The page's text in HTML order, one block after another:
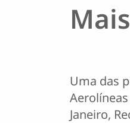
Uma das
Janeiro,